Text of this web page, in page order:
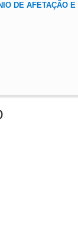
DE AFETAÇÃO